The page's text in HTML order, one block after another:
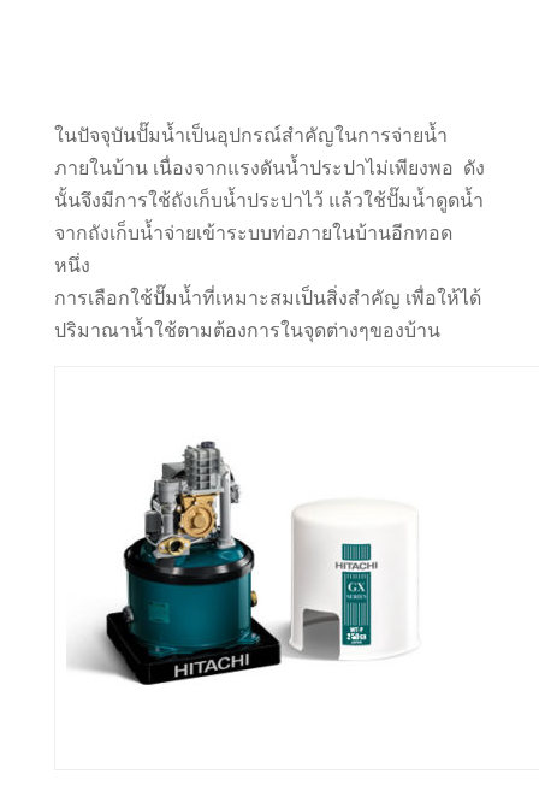
ในปัจจุบันปั๊มน้ำเป็นอุปกรณ์สำคัญในการจ่ายน้ำ
ภายในบ้าน เนื่องจากแรงดันน้ำประปาไม่เพียงพอ ดัง
นั้นจึงมีการใช้ถังเก็บน้ำประปาไว้ แล้วใช้ปั๊มน้ำดูดน้ำ
จากถังเก็บน้ำจ่ายเข้าระบบท่อภายในบ้านอีกทอด
หนึ่ง
การเลือกใช้ปั๊มน้ำที่เหมาะสมเป็นสิ่งสำคัญ เพื่อให้ได้
ปริมาณาน้ำใช้ตามต้องการในจุดต่างๆของบ้าน